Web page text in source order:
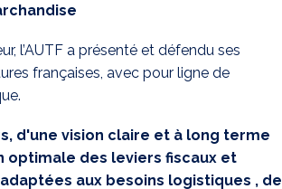
l’AUTF a présenté et défendu ses
françaises, avec pour ligne de
d'une vision claire et à long terme
des leviers fiscaux et
aux besoins logistiques , de